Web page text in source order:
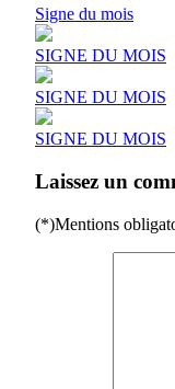
Signe du mois
SIGNE DU MOIS
SIGNE DU MOIS
SIGNE DU MOIS
Laissez un
(*)Mentions